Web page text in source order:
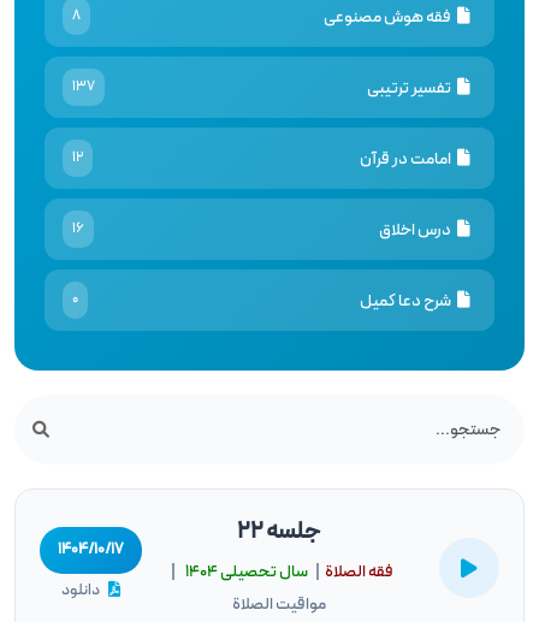
فقه هوش مصنوعى 8
تفسیر ترتیبی 137
امامت در قرآن 12
درس اخلاق 16
شرح دعا کمیل 0
جلسه 22
فقه الصلاة سال تحصيلى ۱۴۰۴
مواقیت الصلاة
۱۴۰۴/۱۰/۱۷
دانلود